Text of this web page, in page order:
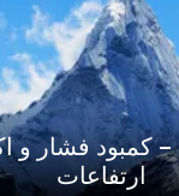
شگفتی 005 – کمبود
ارتفاعات